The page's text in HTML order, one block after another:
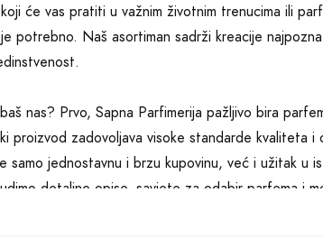
će vas pratiti u važnim životnim trenucima ili
potrebno. Naš asortiman sadrži kreacije
nas? Prvo, Sapna Parfimerija pažljivo bira
proizvod zadovoljava visoke standarde kvaliteta
samo jednostavnu i brzu kupovinu, već i užitak u
detaljne opise, savjete za odabir parfema i